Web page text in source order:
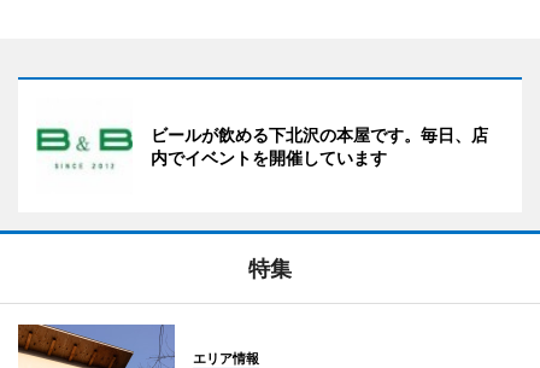
ビールが飲める下北沢の本屋です。毎日、店
内でイベントを開催しています
特集
エリア情報